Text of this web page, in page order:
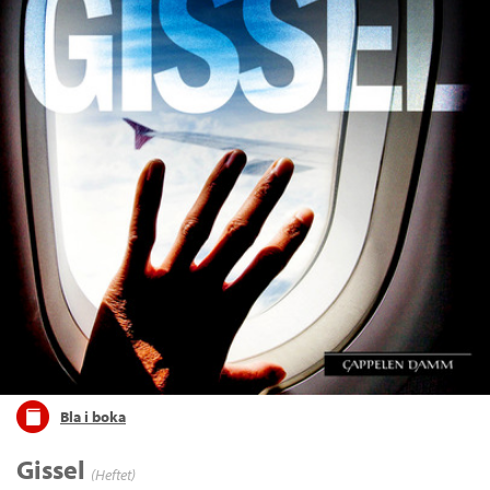
Bla i boka
Gissel (Heftet)